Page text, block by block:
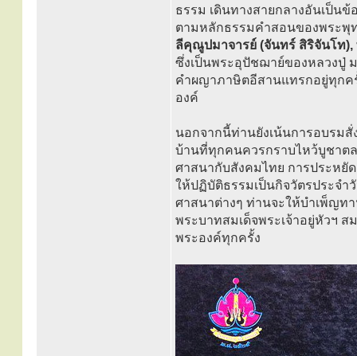
ธรรม เดินทางสายกลางอันเป็น
ตามหลักธรรมคำสอนของพระพุ
ลีคุณูปมาจารย์ (จันทร์ สิริจันโท),
ซึ่งเป็นพระอุปัชฌาย์ของหลวงปู่
คำผญาภาษิตอีสานแทรกอยู่ทุกค
องค์
นอกจากนี้ท่านยังเน้นการอบรม
บ้านที่ทุกคนควรกราบไหว้บูชาต
ศาสนากับสังคมไทย การประห
ให้ปฏิบัติธรรมเป็นกิจวัตรประจ
ศาสนาต่างๆ ท่านจะให้บำเพ็ญท
พระบาทสมเด็จพระเจ้าอยู่หัวฯ
พระองค์ทุกครั้ง